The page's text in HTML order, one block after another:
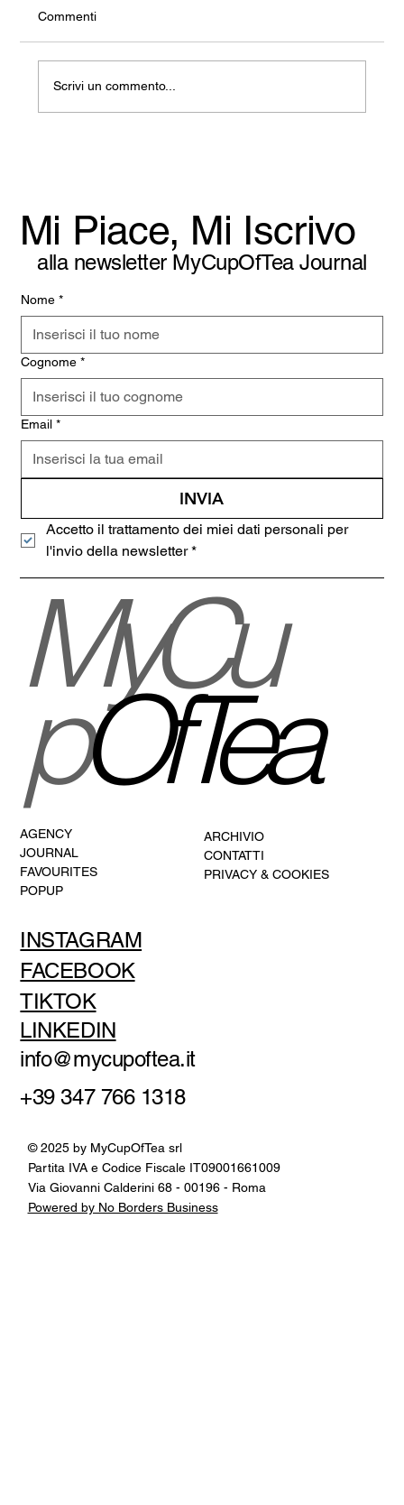
Commenti
Scrivi un commento...
Mi Piace, Mi Iscrivo
alla newsletter MyCupOfTea Journal
Nome *
Cognome *
Email *
INVIA
Accetto il trattamento dei miei dati personali per
l'invio della newsletter *
MyCu
pOfTea
AGENCY
JOURNAL
FAVOURITES
POPUP
ARCHIVIO
CONTATTI
PRIVACY & COOKIES
INSTAGRAM
FACEBOOK
TIKTOK
LINKEDIN
info@mycupoftea.it
+39 347 766 1318
© 2025 by MyCupOfTea srl
Partita IVA e Codice Fiscale IT09001661009
Via Giovanni Calderini 68 - 00196 - Roma
Powered by No Borders Business